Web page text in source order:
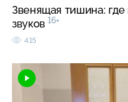
Звенящая тишина: где
звуков 16+
415